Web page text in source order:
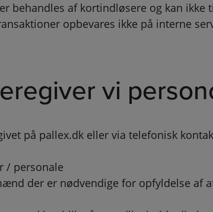
behandles af kortindløsere og kan ikke
opbevares ikke på interne
vi
på pallex.dk eller via telefonisk
/ personale
der er nødvendige for opfyldelse af